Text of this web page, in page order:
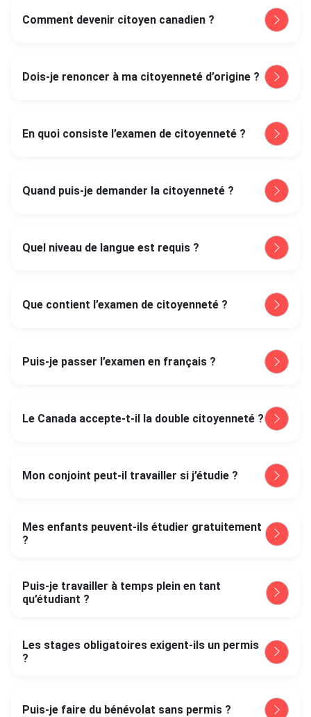
Comment devenir citoyen canadien ?
Dois-je renoncer à ma citoyenneté d’origine ?
En quoi consiste l’examen de citoyenneté ?
Quand puis-je demander la citoyenneté ?
Quel niveau de langue est requis ?
Que contient l’examen de citoyenneté ?
Puis-je passer l’examen en français ?
Le Canada accepte-t-il la double citoyenneté ?
Mon conjoint peut-il travailler si j’étudie ?
Mes enfants peuvent-ils étudier gratuitement
?
Puis-je travailler à temps plein en tant
qu’étudiant ?
Les stages obligatoires exigent-ils un permis
?
Puis-je faire du bénévolat sans permis ?